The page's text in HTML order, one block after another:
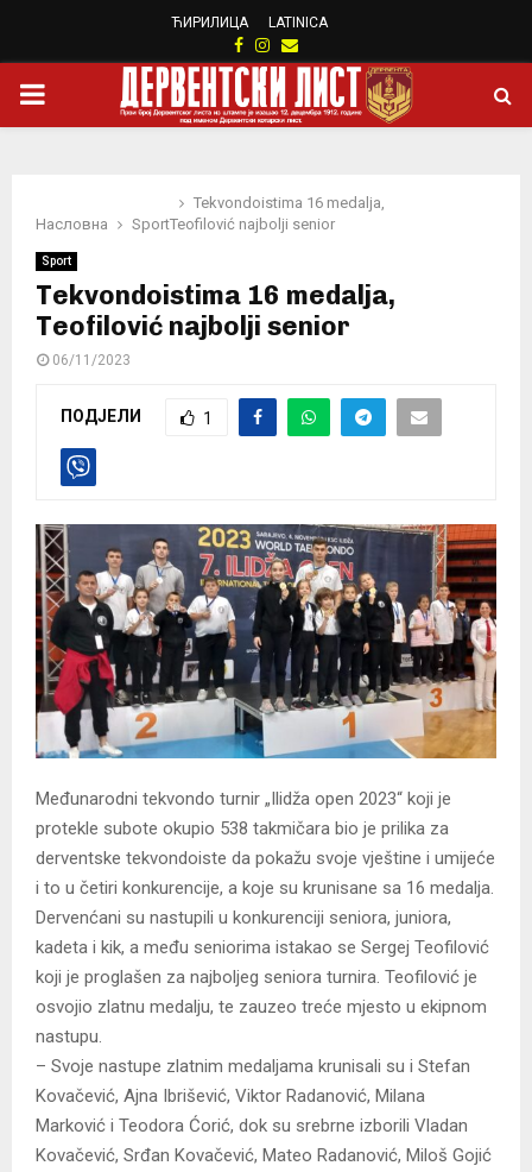
ЋИРИЛИЦА LATINICA
Facebook
Instagram
Email
PRIMARY
Насловна Sport
Tekvondoistima 16 medalja,
Teofilović najbolji senior
Sport
Tekvondoistima 16 medalja,
Teofilović najbolji senior
06/11/2023
ПОДЈЕЛИ 1
Međunarodni tekvondo turnir „Ilidža open 2023“ koji je
protekle subote okupio 538 takmičara bio je prilika za
derventske tekvondoiste da pokažu svoje vještine i umijeće
i to u četiri konkurencije, a koje su krunisane sa 16 medalja.
Dervenćani su nastupili u konkurenciji seniora, juniora,
kadeta i kik, a među seniorima istakao se Sergej Teofilović
koji je proglašen za najboljeg seniora turnira. Teofilović je
osvojio zlatnu medalju, te zauzeo treće mjesto u ekipnom
nastupu.
– Svoje nastupe zlatnim medaljama krunisali su i Stefan
Kovačević, Ajna Ibrišević, Viktor Radanović, Milana
Marković i Teodora Ćorić, dok su srebrne izborili Vladan
Kovačević, Srđan Kovačević, Mateo Radanović, Miloš Gojić